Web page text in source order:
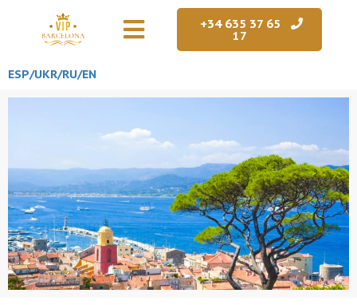
+34 635 37 65
17
ESP/UKR/RU/EN